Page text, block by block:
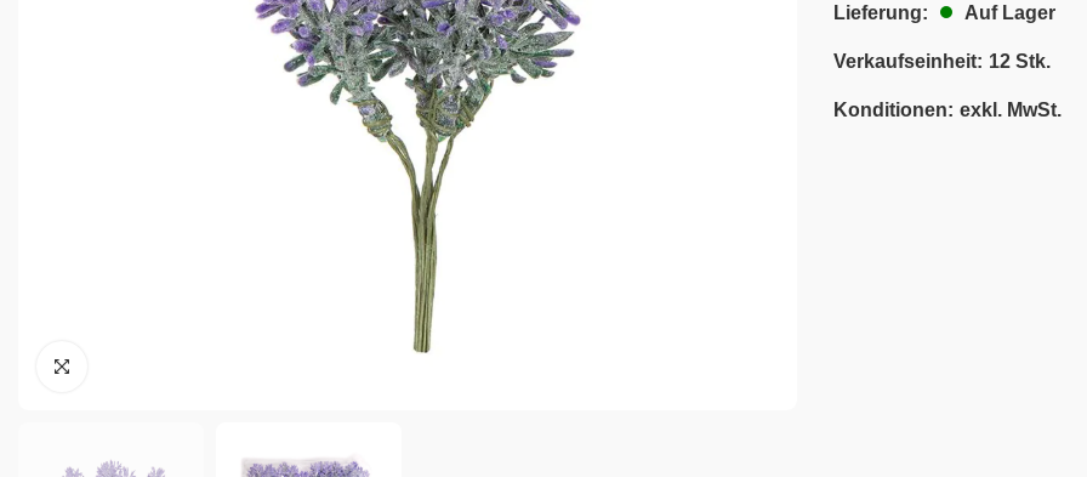
Lieferung: Auf Lager
Verkaufseinheit: 12 Stk.
Konditionen: exkl. MwSt.